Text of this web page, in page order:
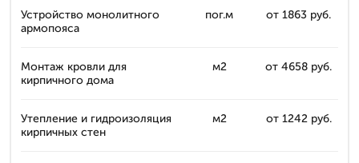
Устройство монолитного
армопояса
пог.м от 1863 руб.
Монтаж кровли для
кирпичного дома
м2 от 4658 руб.
Утепление и гидроизоляция
кирпичных стен
м2 от 1242 руб.